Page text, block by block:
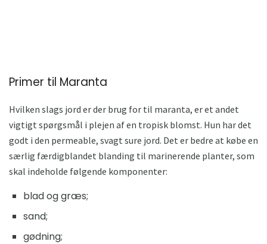
Primer til Maranta
Hvilken slags jord er der brug for til maranta, er et andet
vigtigt spørgsmål i plejen af ​​en tropisk blomst. Hun har det
godt i den permeable, svagt sure jord. Det er bedre at købe en
særlig færdigblandet blanding til marinerende planter, som
skal indeholde følgende komponenter:
blad og græs;
sand;
gødning;